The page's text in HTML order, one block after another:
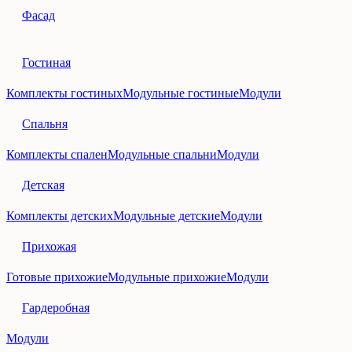
Фасад
Гостиная
Комплекты гостиныхМодульные гостиныеМодули
Спальня
Комплекты спаленМодульные спальниМодули
Детская
Комплекты детскихМодульные детскиеМодули
Прихожая
Готовые прихожиеМодульные прихожиеМодули
Гардеробная
Модули